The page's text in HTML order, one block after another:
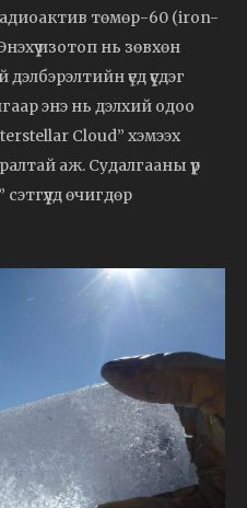
төмөр-60 (iron-
изотоп нь зөвхөн
үед үүсдэг
энэ нь дэлхий одоо
Cloud” хэмээх
аж. Судалгааны үр
өчигдөр